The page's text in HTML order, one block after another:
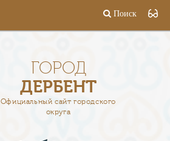
Поиск
ГОРОД
ДЕРБЕНТ
Официальный сайт городского
округа